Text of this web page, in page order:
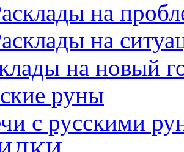
на
на
на новый
руны
с русскими